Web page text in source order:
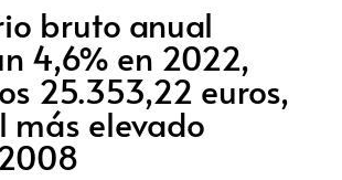
bruto anual
4,6% en 2022,
25.353,22 euros,
más elevado